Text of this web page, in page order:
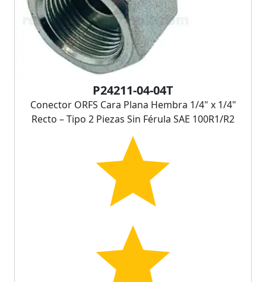
P24211-04-04T
Conector ORFS Cara Plana Hembra 1/4" x 1/4"
Recto – Tipo 2 Piezas Sin Férula SAE 100R1/R2